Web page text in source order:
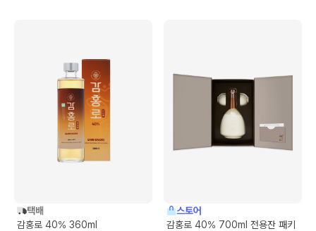
택배
감홍로 40% 360ml
스토어
감홍로 40% 700ml 전용잔 패키